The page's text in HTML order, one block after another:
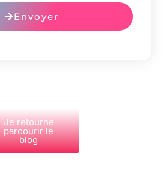
Envoyer
Je retourne
parcourir le
blog